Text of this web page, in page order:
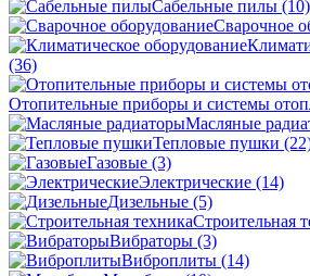
Сабельные пилы (10)
Сварочное
(36)
Отопительные приборы и системы
Масляные
Тепловые пушки
Газовые (3)
Электрические (14)
Дизельные (5)
Строительная
Вибраторы (3)
Виброплиты (14)